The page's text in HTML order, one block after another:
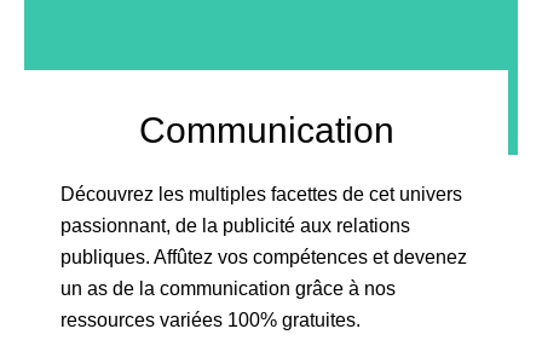
Communication
Découvrez les multiples facettes de cet univers
passionnant, de la publicité aux relations
publiques. Affûtez vos compétences et devenez
un as de la communication grâce à nos
ressources variées 100% gratuites.